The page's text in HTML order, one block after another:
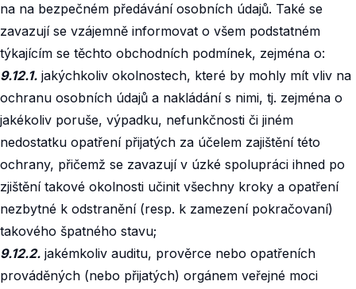
na na bezpečném předávání osobních údajů. Také se
zavazují se vzájemně informovat o všem podstatném
týkajícím se těchto obchodních podmínek, zejména o:
9.12.1. jakýchkoliv okolnostech, které by mohly mít vliv na
ochranu osobních údajů a nakládání s nimi, tj. zejména o
jakékoliv poruše, výpadku, nefunkčnosti či jiném
nedostatku opatření přijatých za účelem zajištění této
ochrany, přičemž se zavazují v úzké spolupráci ihned po
zjištění takové okolnosti učinit všechny kroky a opatření
nezbytné k odstranění (resp. k zamezení pokračovaní)
takového špatného stavu;
9.12.2. jakémkoliv auditu, prověrce nebo opatřeních
prováděných (nebo přijatých) orgánem veřejné moci